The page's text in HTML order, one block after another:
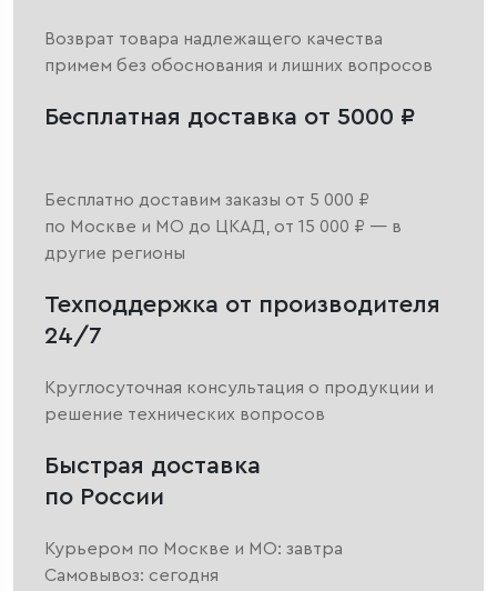
Возврат товара надлежащего качества
примем без обоснования и лишних вопросов
Бесплатная доставка от 5000 ₽
Бесплатно доставим заказы от 5 000 ₽
по Москве и МО до ЦКАД, от 15 000 ₽ — в
другие регионы
Техподдержка от производителя
24/7
Круглосуточная консультация о продукции и
решение технических вопросов
Быстрая доставка
по России
Курьером по Москве и МО: завтра
Самовывоз: сегодня